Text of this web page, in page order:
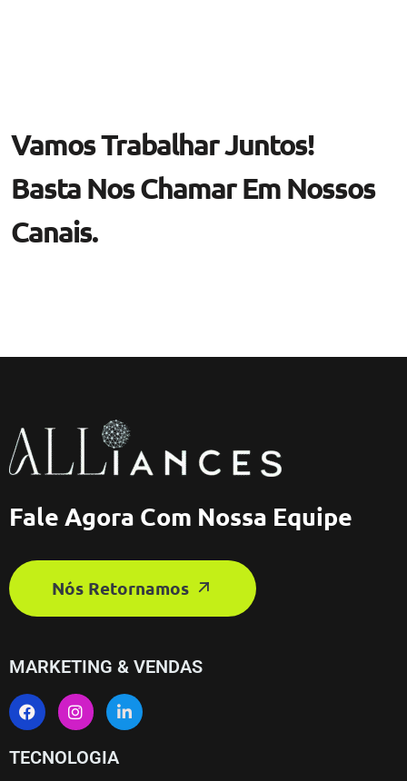
Vamos Trabalhar Juntos!
Basta Nos Chamar Em Nossos
Canais.
Fale Agora Com Nossa Equipe
Nós Retornamos
MARKETING & VENDAS
TECNOLOGIA